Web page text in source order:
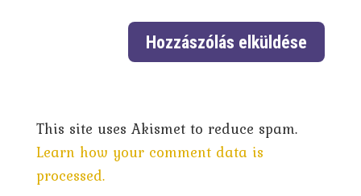
This site uses Akismet to reduce spam.
Learn how your comment data is
processed.